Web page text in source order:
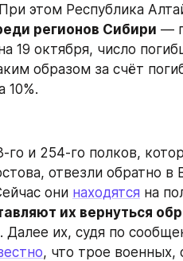
этом Республика
регионов Сибири —
19 октября, число
образом за счёт
10%.
го и 254-го полков,
отвезли обратно в
они находятся на
их вернуться
Далее их, судя по
, что трое военных,